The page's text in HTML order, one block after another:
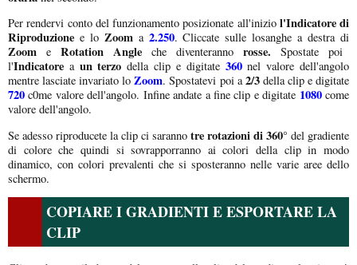
Per rendervi conto del funzionamento posizionate all'inizio l'Indicatore di
Riproduzione e lo Zoom a 2.250. Cliccate sulle losanghe a destra di
Zoom e Rotation Angle che diventeranno rosse. Spostate poi
l'Indicatore a un terzo della clip e digitate360nel valore dell'angolo
mentre lasciate invariato lo Zoom. Spostatevi poi a2/3della clip e digitate
720c0me valore dell'angolo. Infine andate a fine clip e digitate 1080come
valore dell'angolo.
Se adesso riproducete la clip ci saranno tre rotazioni di 360° del gradiente
di colore che quindi si sovrapporranno ai colori della clip in modo
dinamico, con colori prevalenti che si sposteranno nelle varie aree dello
schermo.
COPIARE I GRADIENTI E ESPORTARE LA
CLIP